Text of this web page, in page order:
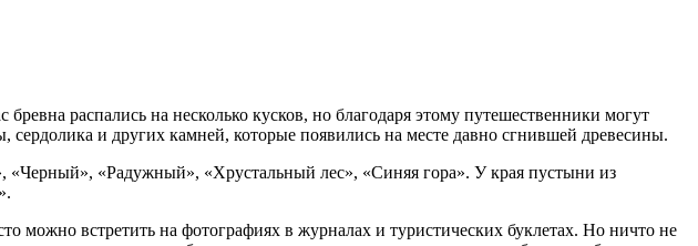
распались на несколько кусков, но благодаря этому путешественники могут
и других камней, которые появились на месте давно сгнившей древесины.
«Черный», «Радужный», «Хрустальный лес», «Синяя гора». У края пустыни из
встретить на фотографиях в журналах и туристических буклетах. Но ничто не